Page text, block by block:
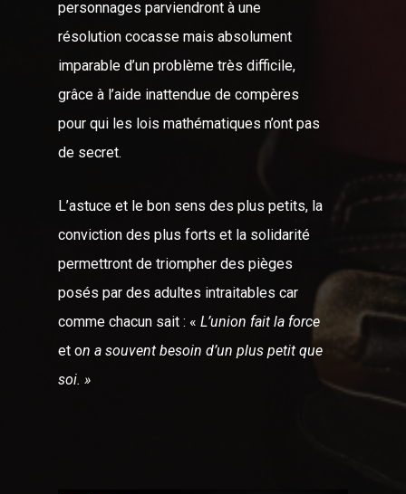
personnages parviendront à une
résolution cocasse mais absolument
imparable d’un problème très difficile,
grâce à l’aide inattendue de compères
pour qui les lois mathématiques n’ont pas
de secret.
L’astuce et le bon sens des plus petits, la
conviction des plus forts et la solidarité
permettront de triompher des pièges
posés par des adultes intraitables car
comme chacun sait : « L’union fait la force
et on a souvent besoin d’un plus petit que
soi. »